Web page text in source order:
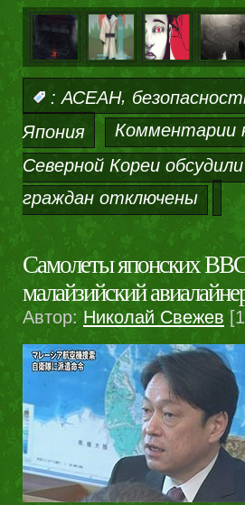
: АСЕАН,
Япония
Комментарии
Северной Кореи
граждан отключены
Самолеты японских ВВС
малайзийский
Автор: Николай Свежев